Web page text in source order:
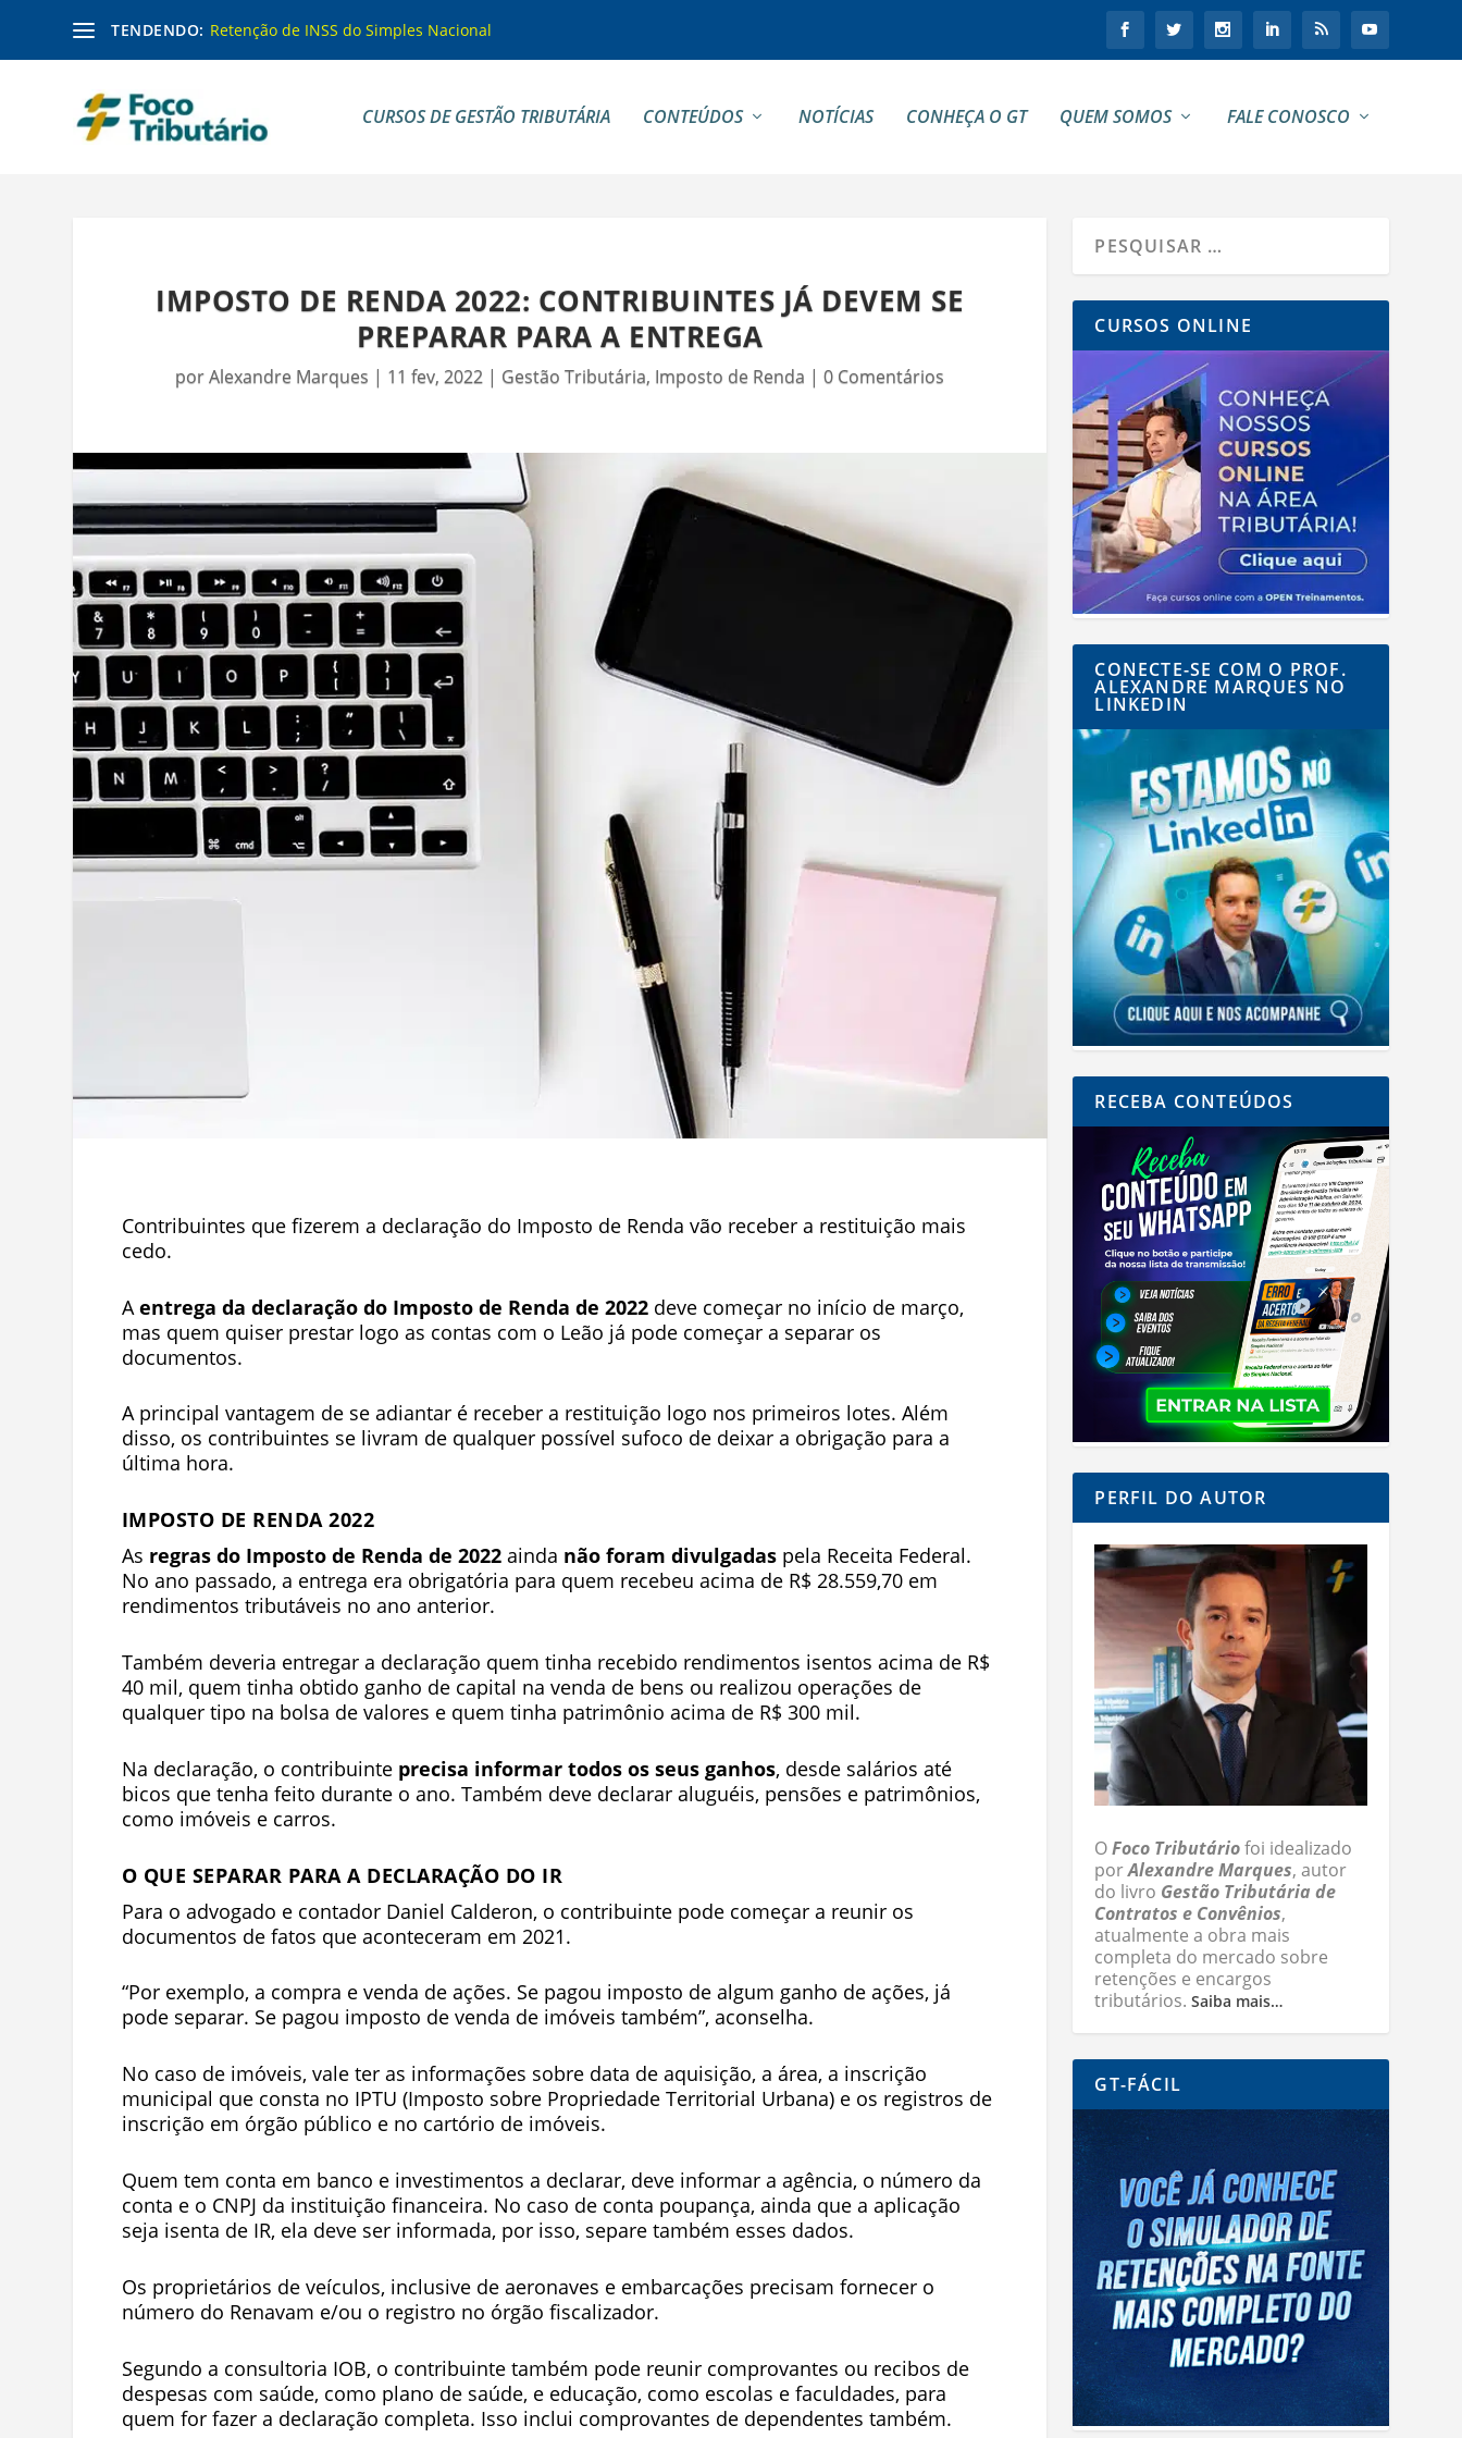
TENDENDO: Retenção de INSS do Simples Nacional
CURSOS DE GESTÃO TRIBUTÁRIA CONTEÚDOS NOTÍCIAS CONHEÇA O GT QUEM SOMOS FALE CONOSCO
IMPOSTO DE RENDA 2022: CONTRIBUINTES JÁ DEVEM SE
PREPARAR PARA A ENTREGA
porAlexandre Marques | 11 fev, 2022 | Gestão Tributária, Imposto de Renda |0 Comentários
Contribuintes que fizerem a declaração do Imposto de Renda vão receber a restituição mais
cedo.
A entrega da declaração do Imposto de Renda de 2022deve começar no início de março,
mas quem quiser prestar logo as contas com o Leão já pode começar a separar os
documentos.
A principal vantagem de se adiantar é receber a restituição logo nos primeiros lotes. Além
disso, os contribuintes se livram de qualquer possível sufoco de deixar a obrigação para a
última hora.
IMPOSTO DE RENDA 2022
As regras do Imposto de Renda de 2022ainda não foram divulgadaspela Receita Federal.
No ano passado, a entrega era obrigatória para quem recebeu acima de R$ 28.559,70 em
rendimentos tributáveis no ano anterior.
Também deveria entregar a declaração quem tinha recebido rendimentos isentos acima de R$
40 mil, quem tinha obtido ganho de capital na venda de bens ou realizou operações de
qualquer tipo na bolsa de valores e quem tinha patrimônio acima de R$ 300 mil.
Na declaração, o contribuinte precisa informar todos os seus ganhos, desde salários até
bicos que tenha feito durante o ano. Também deve declarar aluguéis, pensões e patrimônios,
como imóveis e carros.
O QUE SEPARAR PARA A DECLARAÇÃO DO IR
Para o advogado e contador Daniel Calderon, o contribuinte pode começar a reunir os
documentos de fatos que aconteceram em 2021.
“Por exemplo, a compra e venda de ações. Se pagou imposto de algum ganho de ações, já
pode separar. Se pagou imposto de venda de imóveis também”, aconselha.
No caso de imóveis, vale ter as informações sobre data de aquisição, a área, a inscrição
municipal que consta no IPTU (Imposto sobre Propriedade Territorial Urbana) e os registros de
inscrição em órgão público e no cartório de imóveis.
Quem tem conta em banco e investimentos a declarar, deve informar a agência, o número da
conta e o CNPJ da instituição financeira. No caso de conta poupança, ainda que a aplicação
seja isenta de IR, ela deve ser informada, por isso, separe também esses dados.
Os proprietários de veículos, inclusive de aeronaves e embarcações precisam fornecer o
número do Renavam e/ou o registro no órgão fiscalizador.
Segundo a consultoria IOB, o contribuinte também pode reunir comprovantes ou recibos de
despesas com saúde, como plano de saúde, e educação, como escolas e faculdades, para
quem for fazer a declaração completa. Isso inclui comprovantes de dependentes também.
CURSOS ONLINE
CONECTE-SE COM O PROF.
ALEXANDRE MARQUES NO
LINKEDIN
RECEBA CONTEÚDOS
PERFIL DO AUTOR
OFoco Tributáriofoi idealizado
porAlexandre Marques, autor
do livro Gestão Tributária de
Contratos e Convênios,
atualmente a obra mais
completa do mercado sobre
retenções e encargos
tributários.Saiba mais…
GT-FÁCIL